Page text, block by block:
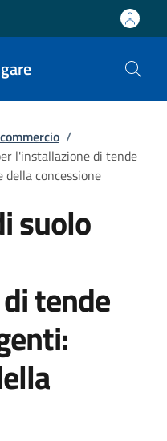
/
l'installazione di tende
concessione
suolo
tende